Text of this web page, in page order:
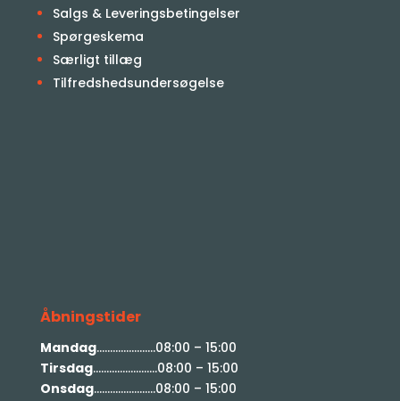
Salgs & Leveringsbetingelser
Spørgeskema
Særligt tillæg
Tilfredshedsundersøgelse
Åbningstider
Mandag………………….08:00 – 15:00
Tirsdag……………………08:00 – 15:00
Onsdag…………………..08:00 – 15:00